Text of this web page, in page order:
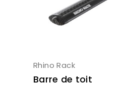
Rhino Rack
Barre de toit